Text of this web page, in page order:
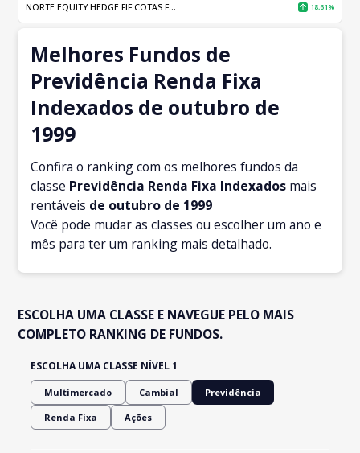
NORTE EQUITY HEDGE FIF COTAS F... 18,61%
Melhores Fundos de
Previdência Renda Fixa
Indexados de outubro de
1999
Confira o ranking com os melhores fundos da
classe Previdência Renda Fixa Indexados mais
rentáveis de outubro de 1999
Você pode mudar as classes ou escolher um ano e
mês para ter um ranking mais detalhado.
ESCOLHA UMA CLASSE E NAVEGUE PELO MAIS
COMPLETO RANKING DE FUNDOS.
ESCOLHA UMA CLASSE NÍVEL 1
Multimercado Cambial Previdência
Renda Fixa Ações